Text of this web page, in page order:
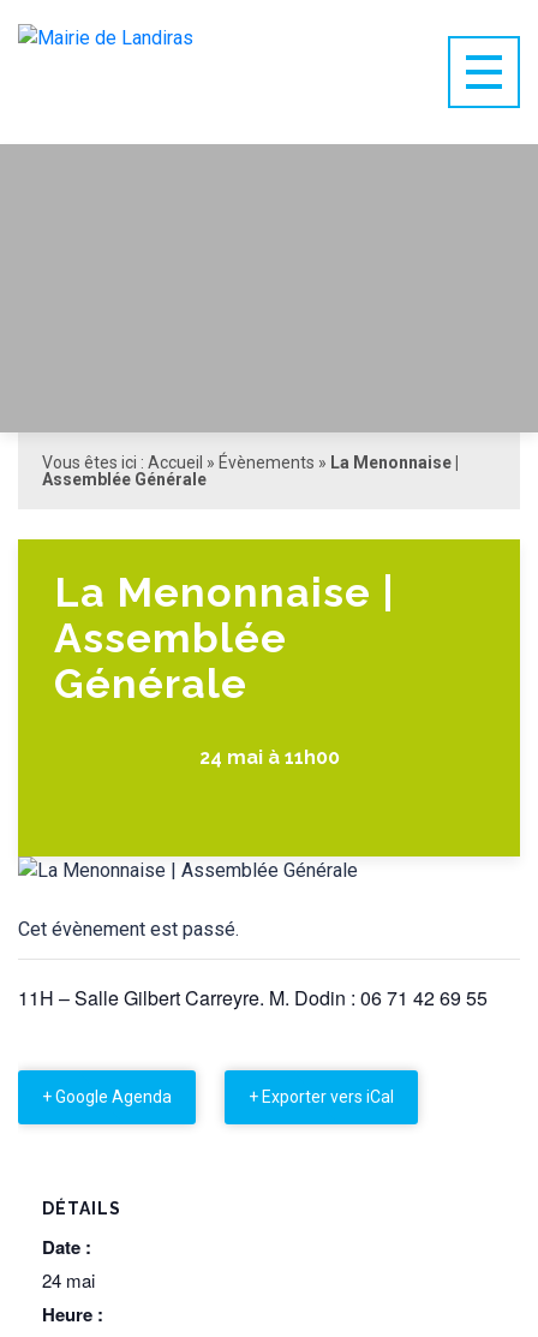
Vous êtes ici : Accueil » Évènements » La Menonnaise |
Assemblée Générale
La Menonnaise |
Assemblée
Générale
24 mai à 11h00
Cet évènement est passé.
11H – Salle Gilbert Carreyre. M. Dodin : 06 71 42 69 55
+ Google Agenda + Exporter vers iCal
DÉTAILS
Date :
24 mai
Heure :